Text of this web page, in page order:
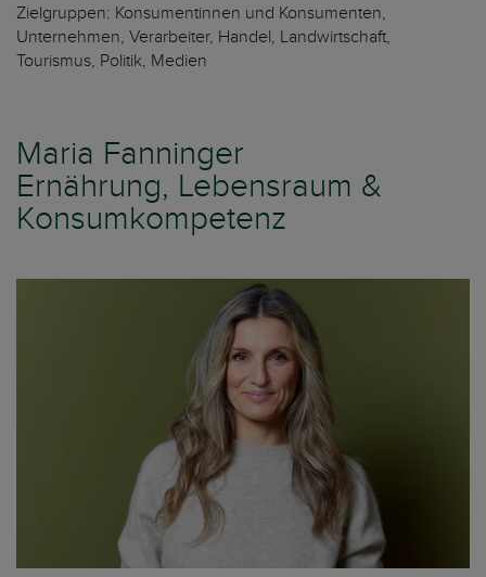
Zielgruppen: Konsumentinnen und Konsumenten,
Unternehmen, Verarbeiter, Handel, Landwirtschaft,
Tourismus, Politik, Medien
Maria Fanninger
Ernährung, Lebensraum &
Konsumkompetenz